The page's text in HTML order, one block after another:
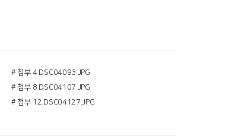
# 첨부 4.DSC04093.JPG
# 첨부 8.DSC04107.JPG
# 첨부 12.DSC04127.JPG